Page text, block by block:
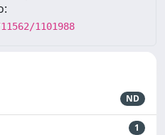
1101988
ND
1